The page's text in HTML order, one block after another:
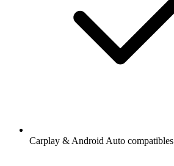
Carplay & Android Auto compatibles